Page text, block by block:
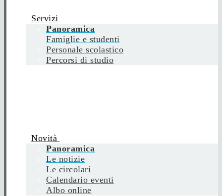
Servizi
Panoramica
Famiglie e studenti
Personale scolastico
Percorsi di studio
Novità
Panoramica
Le notizie
Le circolari
Calendario eventi
Albo online